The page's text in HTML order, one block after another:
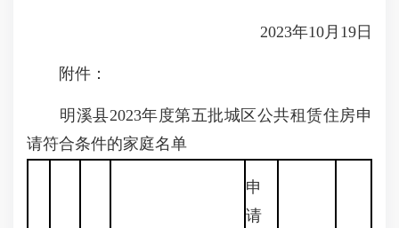
2023年10月19日
附件：
明溪县2023年度第五批城区公共租赁住房申
请符合条件的家庭名单
申
请